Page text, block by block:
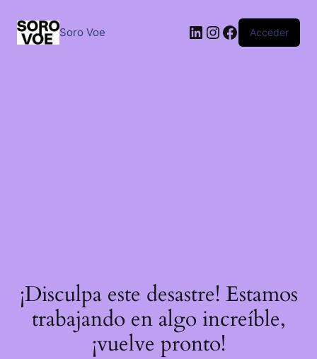
contenido
Soro Voe LinkedIn
Instagram
Facebook
Acceder
¡Disculpa este desastre! Estamos
trabajando en algo increíble,
¡vuelve pronto!